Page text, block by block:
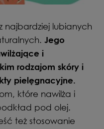
najbardziej lubianych
Jego
i
rodzajom skóry i
pielęgnacyjne.
które nawilża i
pod olej.
też stosowanie